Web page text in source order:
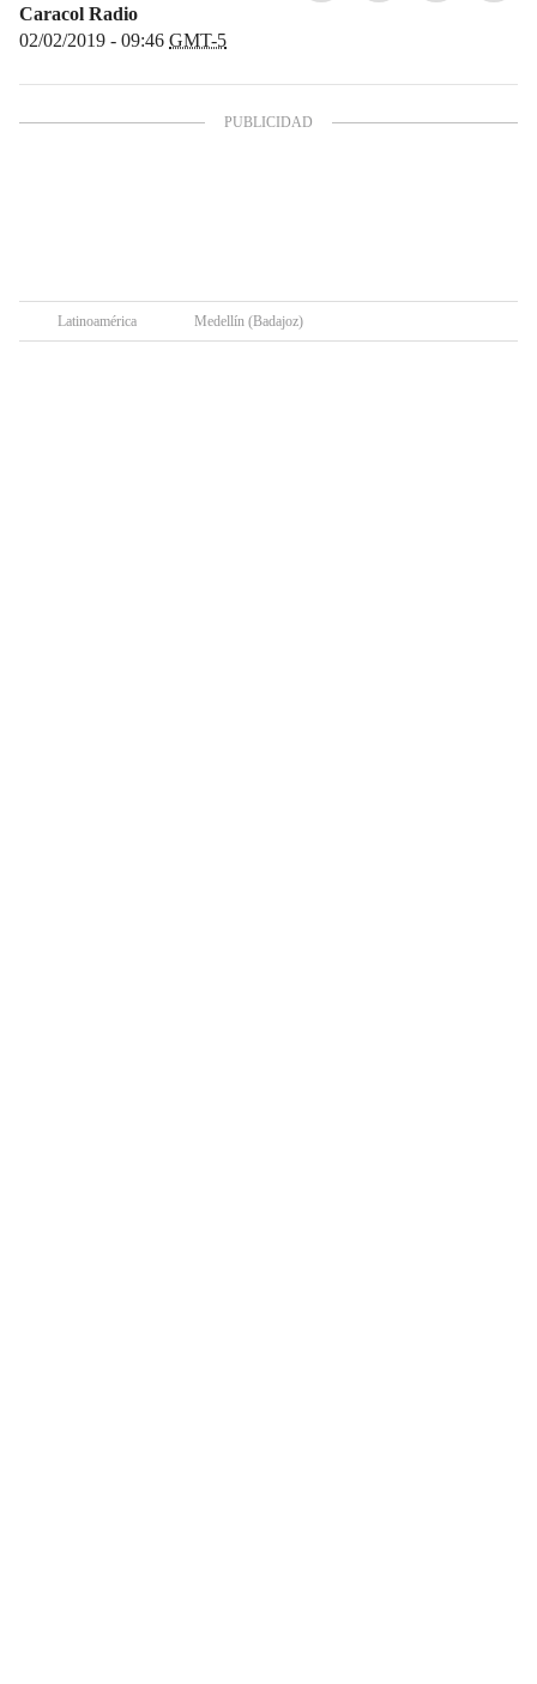
Caracol Radio
02/02/2019 - 09:46 GMT-5
Latinoamérica Medellín (Badajoz)